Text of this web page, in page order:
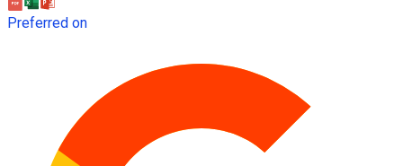
Preferred on